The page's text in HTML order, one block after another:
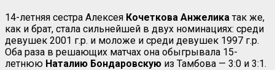
14-летняя сестра Алексея Кочеткова Анжелика так же,
как и брат, стала сильнейшей в двух номинациях: среди
девушек 2001 г.р. и моложе и среди девушек 1997 г.р.
Оба раза в решающих матчах она обыгрывала 15-
летнюю Наталию Бондаровскую из Тамбова — 3:0 и 3:1.